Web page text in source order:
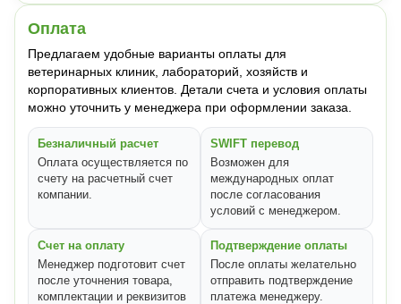
Оплата
Предлагаем удобные варианты оплаты для
ветеринарных клиник, лабораторий, хозяйств и
корпоративных клиентов. Детали счета и условия оплаты
можно уточнить у менеджера при оформлении заказа.
Безналичный расчет
Оплата осуществляется по
счету на расчетный счет
компании.
SWIFT перевод
Возможен для
международных оплат
после согласования
условий с менеджером.
Счет на оплату
Менеджер подготовит счет
после уточнения товара,
комплектации и реквизитов
Подтверждение оплаты
После оплаты желательно
отправить подтверждение
платежа менеджеру.